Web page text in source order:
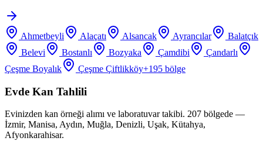
Ahmetbeyli Alaçatı Alsancak Ayrancılar
Balatçık
Belevi
Bostanlı Bozyaka Çamdibi
Çandarlı
Çeşme Boyalık
Çeşme Çiftlikköy+195 bölge
Evde Kan Tahlili
Evinizden kan örneği alımı ve laboratuvar takibi. 207 bölgede —
İzmir, Manisa, Aydın, Muğla, Denizli, Uşak, Kütahya,
Afyonkarahisar.